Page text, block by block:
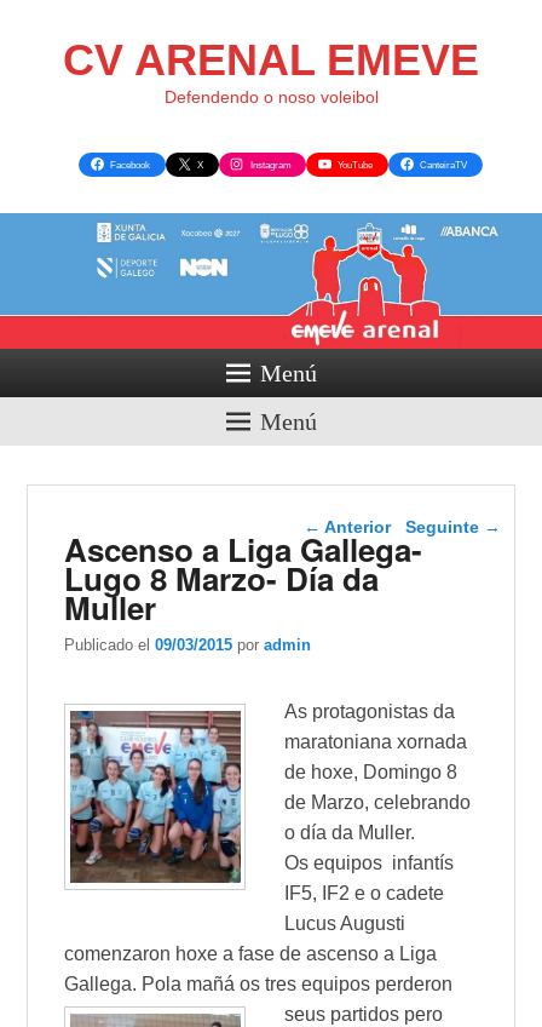
CV ARENAL EMEVE
Defendendo o noso voleibol
Facebook X Instagram YouTube CanteiraTV
Menú
Menú
Navegador de artigos
← Anterior Seguinte →
Ascenso a Liga Gallega-
Lugo 8 Marzo- Día da
Muller
Publicado el09/03/2015 poradmin
As protagonistas da
maratoniana xornada
de hoxe, Domingo 8
de Marzo, celebrando
o día da Muller.
Os equipos infantís
IF5, IF2 e o cadete
Lucus Augusti
comenzaron hoxe a fase de ascenso a Liga
Gallega. Pola mañá os tres equipos perderon
seus partidos pero